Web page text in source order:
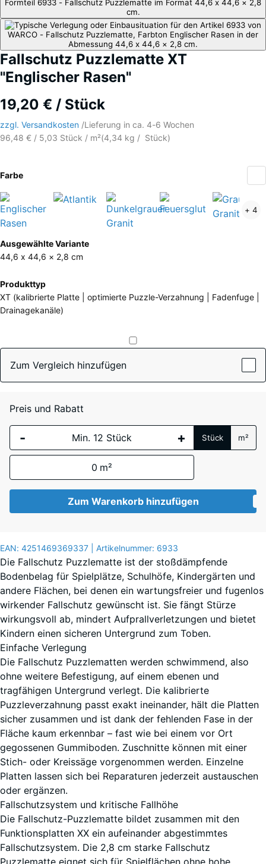
Fallschutz Puzzlematte XT
"Englischer Rasen"
19,20 € / Stück
zzgl. Versandkosten /Lieferung in ca. 4-6 Wochen
96,48 € / 5,03 Stück / m²(4,34 kg / Stück)
EAN: 4251469369337 | Artikelnummer: 6933
Die Fallschutz Puzzlematte ist der stoßdämpfende
Bodenbelag für Spielplätze, Schulhöfe, Kindergärten und
andere Flächen, bei denen ein wartungsfreier und fugenlos
wirkender Fallschutz gewünscht ist. Sie fängt Stürze
wirkungsvoll ab, mindert Aufprallverletzungen und bietet
Kindern einen sicheren Untergrund zum Toben.
Einfache Verlegung
Die Fallschutz Puzzlematten werden schwimmend, also
ohne weitere Befestigung, auf einem ebenen und
tragfähigen Untergrund verlegt. Die kalibrierte
Puzzleverzahnung passt exakt ineinander, hält die Platten
sicher zusammen und ist dank der fehlenden Fase in der
Fläche kaum erkennbar – fast wie bei einem vor Ort
gegossenen Gummiboden. Zuschnitte können mit einer
Stich- oder Kreissäge vorgenommen werden. Einzelne
Platten lassen sich bei Reparaturen jederzeit austauschen
oder ergänzen.
Fallschutzsystem und kritische Fallhöhe
Die Fallschutz-Puzzlematte bildet zusammen mit den
Funktionsplatten XX ein aufeinander abgestimmtes
Fallschutzsystem. Die 2,8 cm starke Fallschutz
Puzzlematte eignet sich für Spielflächen ohne hohe
Farbe
EnglischerAtlantik
Dunkelgrauer
Granit
Feuersglut
+ 4
Informationen
zu
Farben?
Farbpalette
Englischer
Rasen(active)
Atlantik
Dunkelgrauer
Feuersglut
Grauer
Granit
Lavendel
Rattan
Lounge
Terra
Cotta
Travertin
Ausgewählte Variante
44,6 x 44,6 × 2,8 cm
Produkttyp
XT (kalibrierte Platte | optimierte Puzzle-Verzahnung | Fadenfuge |
Drainagekanäle)
Zum Vergleich hinzufügen
Preis und Rabatt
- + Stück m²
0 m²
Zum Warenkorb hinzufügen